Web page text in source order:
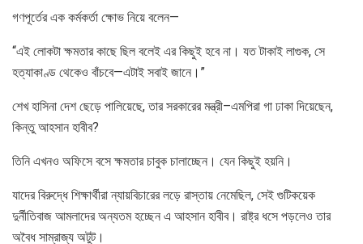
গণপূর্তের এক কর্মকর্তা ক্ষোভ নিয়ে বলেন—
“এই লোকটা ক্ষমতার কাছে ছিল বলেই এর কিছুই হবে না। যত টাকাই লাগুক, সে
হত্যাকাণ্ড থেকেও বাঁচবে—এটাই সবাই জানে।”
শেখ হাসিনা দেশ ছেড়ে পালিয়েছে, তার সরকারের মন্ত্রী–এমপিরা গা ঢাকা দিয়েছেন,
কিন্তু আহসান হাবীব?
তিনি এখনও অফিসে বসে ক্ষমতার চাবুক চালাচ্ছেন। যেন কিছুই হয়নি।
যাদের বিরুদ্ধে শিক্ষার্থীরা ন্যায়বিচারের লড়ে রাস্তায় নেমেছিল, সেই গুটিকয়েক
দুর্নীতিবাজ আমলাদের অন্যতম হচ্ছেন এ আহসান হাবীব। রাষ্ট্র ধসে পড়লেও তার
অবৈধ সাম্রাজ্য অটুট।